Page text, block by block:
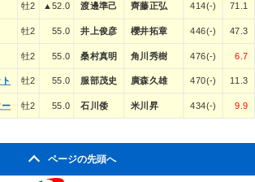
牡2 ▲52.0 渡邊準己 齊藤正弘 414(-) 71.1
牡2 55.0 井上俊彦 櫻井拓章 446(-) 47.3
牡2 55.0 桑村真明 角川秀樹 476(-) 6.7
牡2 55.0 服部茂史 廣森久雄 470(-) 11.3
牡2 55.0 石川倭 米川昇 434(-) 9.9
ページの先頭へ